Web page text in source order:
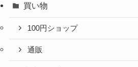
買い物
100円ショップ
通販